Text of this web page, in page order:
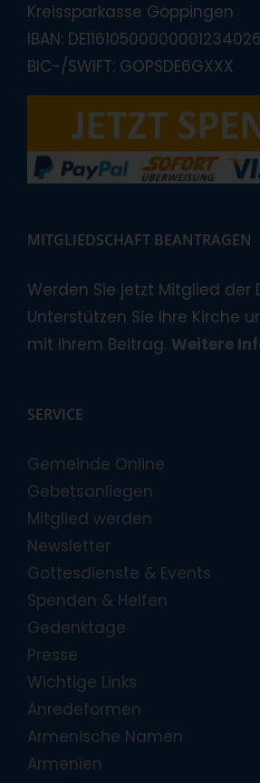
Kreissparkasse Göppingen
IBAN: DE11610500000001234026
BIC-/SWIFT: GOPSDE6GXXX
MITGLIEDSCHAFT BEANTRAGEN
Werden Sie jetzt Mitglied der
Unterstützen Sie Ihre Kirche
mit Ihrem Beitrag. Weitere
SERVICE
Gemeinde Online
Gebetsanliegen
Mitglied werden
Newsletter
Gottesdienste & Events
Spenden & Helfen
Gedenktage
Presse
Wichtige Links
Anredeformen
Armenische Namen
Armenien